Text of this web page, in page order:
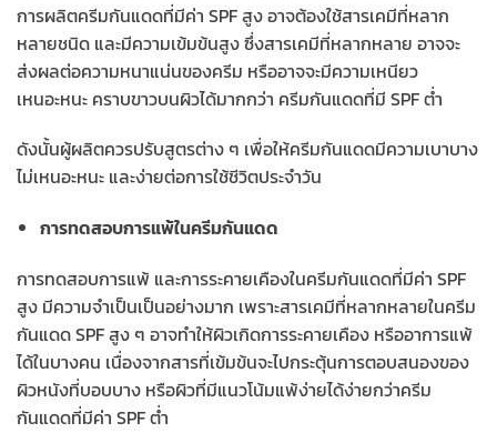
การผลิตครีมกันแดดที่มีค่า SPF สูง อาจต้องใช้สารเคมีที่หลาก
หลายชนิด และมีความเข้มข้นสูง ซึ่งสารเคมีที่หลากหลาย อาจจะ
ส่งผลต่อความหนาแน่นของครีม หรืออาจจะมีความเหนียว
เหนอะหนะ คราบขาวบนผิวได้มากกว่า ครีมกันแดดที่มี SPF ต่ำ
ดังนั้นผู้ผลิตควรปรับสูตรต่าง ๆ เพื่อให้ครีมกันแดดมีความเบาบาง
ไม่เหนอะหนะ และง่ายต่อการใช้ชีวิตประจำวัน
การทดสอบการแพ้ในครีมกันแดด
การทดสอบการแพ้ และการระคายเคืองในครีมกันแดดที่มีค่า SPF
สูง มีความจำเป็นเป็นอย่างมาก เพราะสารเคมีที่หลากหลายในครีม
กันแดด SPF สูง ๆ อาจทำให้ผิวเกิดการระคายเคือง หรืออาการแพ้
ได้ในบางคน เนื่องจากสารที่เข้มข้นจะไปกระตุ้นการตอบสนองของ
ผิวหนังที่บอบบาง หรือผิวที่มีแนวโน้มแพ้ง่ายได้ง่ายกว่าครีม
กันแดดที่มีค่า SPF ต่ำ